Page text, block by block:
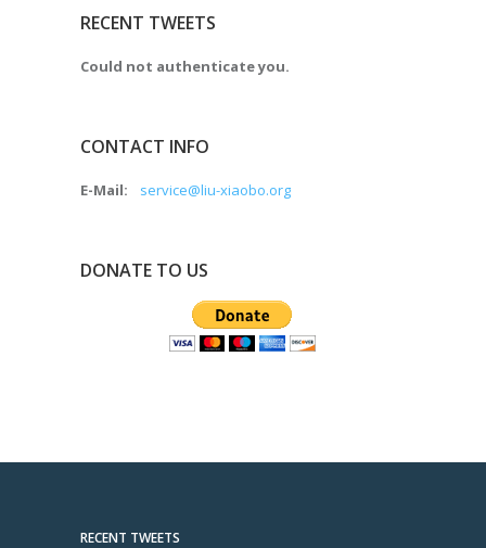
RECENT TWEETS
Could not authenticate you.
CONTACT INFO
E-Mail: service@liu-xiaobo.org
DONATE TO US
RECENT TWEETS